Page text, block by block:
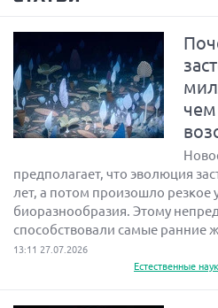
предполагает, что эволюция
лет, а потом произошло резкое
биоразнообразия. Этому
способствовали самые ранние
13:11 27.07.2026
Естественные